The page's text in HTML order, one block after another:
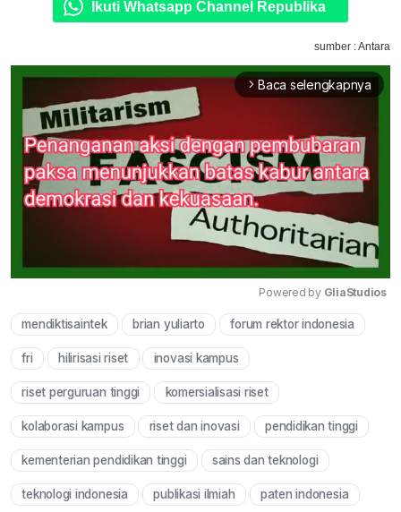
Ikuti Whatsapp Channel Republika
sumber : Antara
arrow_forward_ios Baca selengkapnya
Mute
Powered by GliaStudios
mendiktisaintek brian yuliarto forum rektor indonesia
fri hilirisasi riset inovasi kampus
riset perguruan tinggi komersialisasi riset
kolaborasi kampus riset dan inovasi pendidikan tinggi
kementerian pendidikan tinggi sains dan teknologi
teknologi indonesia publikasi ilmiah paten indonesia